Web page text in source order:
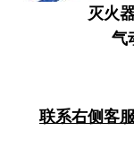
灭火
气
联系右侧客